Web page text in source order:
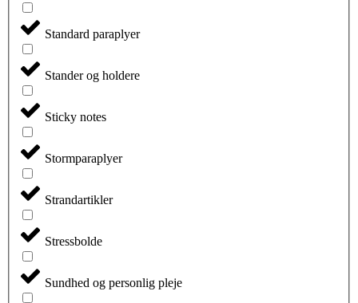
Standard paraplyer
Stander og holdere
Sticky notes
Stormparaplyer
Strandartikler
Stressbolde
Sundhed og personlig pleje